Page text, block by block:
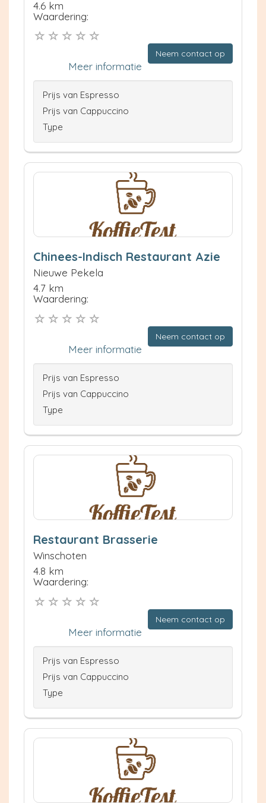
4.6 km
Waardering:
Neem contact op
Meer informatie
Prijs van Espresso
Prijs van Cappuccino
Type
Chinees-Indisch Restaurant Azie
Nieuwe Pekela
4.7 km
Waardering:
Neem contact op
Meer informatie
Prijs van Espresso
Prijs van Cappuccino
Type
Restaurant Brasserie
Winschoten
4.8 km
Waardering:
Neem contact op
Meer informatie
Prijs van Espresso
Prijs van Cappuccino
Type